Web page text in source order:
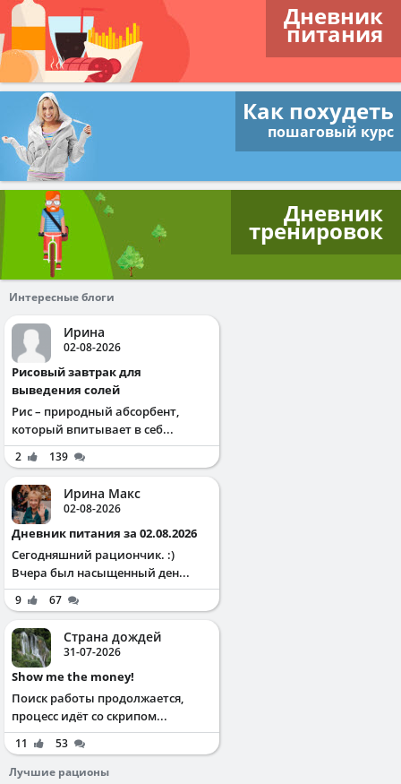
Дневник
питания
Как похудеть
пошаговый курс
Дневник
тренировок
Интересные блоги
Ирина
02-08-2026
Рисовый завтрак для
выведения солей
Рис – природный абсорбент,
который впитывает в себ...
2 139
Ирина Макс
02-08-2026
Дневник питания за 02.08.2026
Сегодняшний рациончик. :)
Вчера был насыщенный ден...
9 67
Страна дождей
31-07-2026
Show me the money!
Поиск работы продолжается,
процесс идёт со скрипом...
11
53
Лучшие рационы